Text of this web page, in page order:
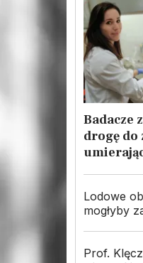
Badacze
drogę do
Lodowe
mogłyby
Prof.